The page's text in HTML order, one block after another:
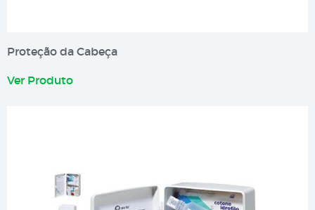
Proteção da Cabeça
Ver Produto